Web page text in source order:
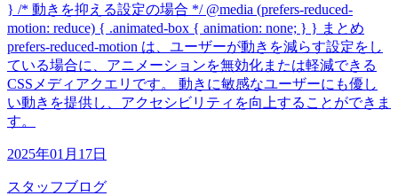
} /* 動きを抑える設定の場合 */ @media (prefers-reduced-
motion: reduce) { .animated-box { animation: none; } } まとめ
prefers-reduced-motion は、ユーザーが動きを減らす設定をし
ている場合に、アニメーションを無効化または軽減できる
CSSメディアクエリです。 動きに敏感なユーザーにも優し
い動きを提供し、アクセシビリティを向上することができま
す。
2025年01月17日
スタッフブログ